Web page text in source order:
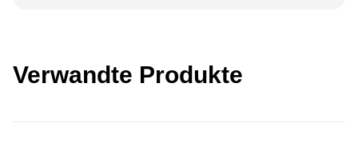
Verwandte Produkte